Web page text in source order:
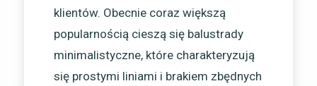
klientów. Obecnie coraz większą
popularnością cieszą się balustrady
minimalistyczne, które charakteryzują
się prostymi liniami i brakiem zbędnych